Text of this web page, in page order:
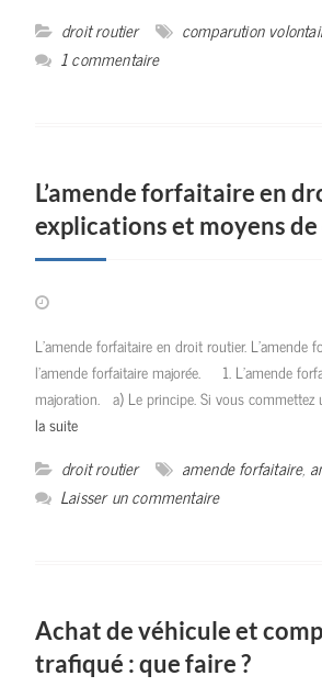
droit routier
comparution
1 commentaire
L’amende forfaitaire en
explications et moyens
L’amende forfaitaire en droit routier. L’amende
l’amende forfaitaire majorée. 1. L’amende
majoration. a) Le principe. Si vous commettez
la suite
droit routier amende forfaitaire,
Laisser un commentaire
Achat de véhicule et
trafiqué : que faire ?